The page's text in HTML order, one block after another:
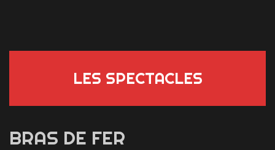
LES SPECTACLES
BRAS DE FER